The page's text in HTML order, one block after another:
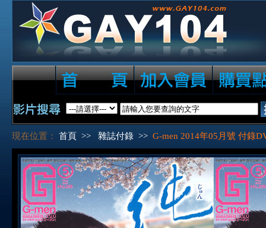
現在位置： 首頁 >> 雜誌付錄 >> G-men 2014年05月號 付錄